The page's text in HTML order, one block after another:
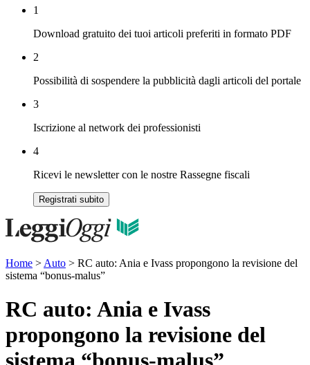
1
Download gratuito dei tuoi articoli preferiti in formato PDF
2
Possibilità di sospendere la pubblicità dagli articoli del portale
3
Iscrizione al network dei professionisti
4
Ricevi le newsletter con le nostre Rassegne fiscali
Registrati subito
Home > Auto > RC auto: Ania e Ivass propongono la revisione del
sistema “bonus-malus”
RC auto: Ania e Ivass
propongono la revisione del